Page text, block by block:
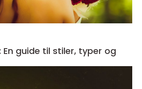
guide til stiler, typer og